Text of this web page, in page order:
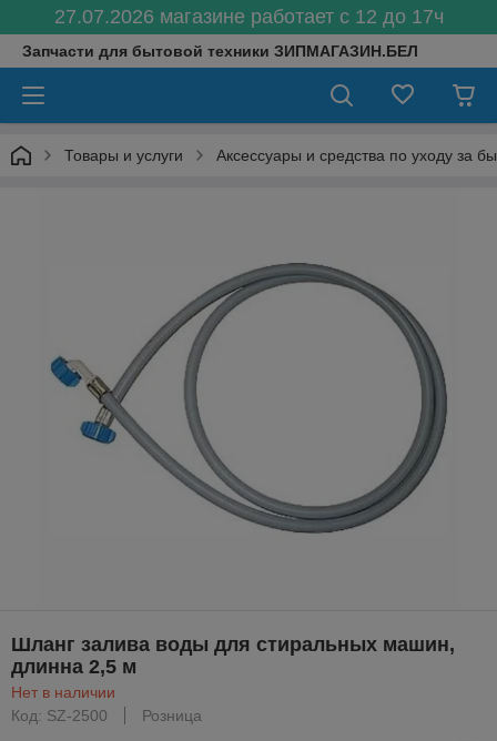
27.07.2026 магазине работает с 12 до 17ч
Запчасти для бытовой техники ЗИПМАГАЗИН.БЕЛ
Товары и услуги Аксессуары и средства по уходу за
Шланг залива воды для стиральных машин,
длинна 2,5 м
Нет в наличии
Код: SZ-2500
Розница